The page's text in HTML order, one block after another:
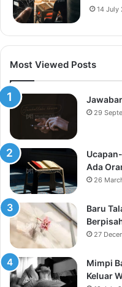
14 July
Most Viewed Posts
29
Ada
26
Baru
27
Mimpi
Keluar